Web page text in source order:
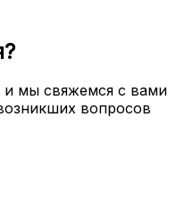
и мы свяжемся с вами
вопросов